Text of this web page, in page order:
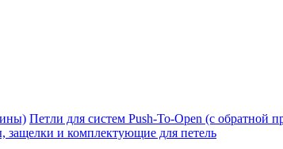
Петли для систем Push-To-Open (с обратной
защелки и комплектующие для петель